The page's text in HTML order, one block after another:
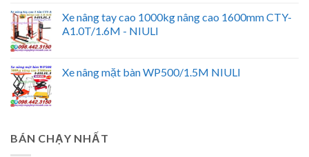
Xe nâng tay cao 1000kg nâng cao 1600mm CTY-
A1.0T/1.6M - NIULI
Xe nâng mặt bàn WP500/1.5M NIULI
BÁN CHẠY NHẤT